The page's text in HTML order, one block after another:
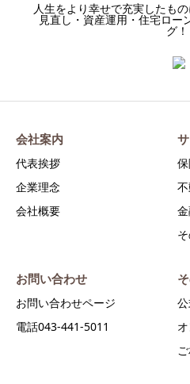
人生をより幸せで充実したも
見直し・資産運用・住宅ロー
グ！
会社案内
代表挨拶
企業理念
会社概要
お問い合わせ
お問い合わせページ
電話043-441-5011